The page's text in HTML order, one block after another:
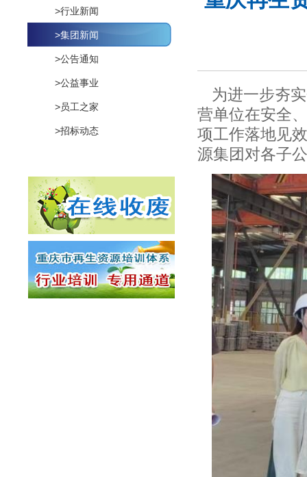
>行业新闻
>集团新闻
>公告通知
>公益事业
>员工之家
>招标动态
为进一步夯
营单位在安全
项工作落地见
源集团对各子